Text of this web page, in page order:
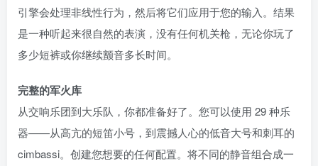
引擎会处理非线性行为，然后将它们应用于您的输入。结果
是一种听起来很自然的表演，没有任何机关枪，无论你玩了
多少短裤或你继续颤音多长时间。
完整的军火库
从交响乐团到大乐队，你都准备好了。您可以使用 29 种乐
器——从高亢的短笛小号，到震撼人心的低音大号和刺耳的
cimbassi。创建您想要的任何配置。将不同的静音组合成一